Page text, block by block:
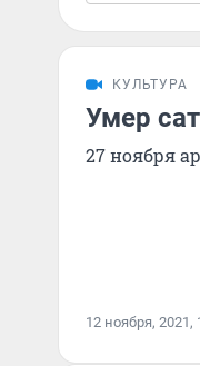
КУЛЬТУРА
Умер
27 ноября
12 ноября, 2021,